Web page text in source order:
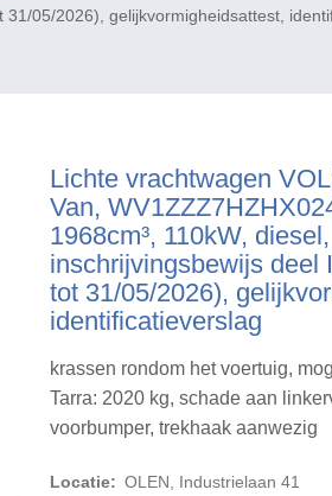
05/2026), gelijkvormigheidsattest,
Lichte vrachtwagen
Van,
1968cm³, 110kW,
inschrijvingsbewijs deel
tot 31/05/2026),
identificatieverslag
krassen rondom het voertuig,
Tarra: 2020 kg, schade aan
voorbumper, trekhaak aanwezig
Locatie: OLEN, Industrielaan 41